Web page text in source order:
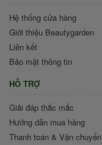
Hệ thống cửa hàng
Giới thiệu Beautygarden
Liên kết
Bảo mật thông tin
HỖ TRỢ
Giải đáp thắc mắc
Hướng dẫn mua hàng
Thanh toán & Vận chuyển